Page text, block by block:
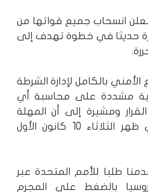
انسحاب جميع قواتها من
حديثا في خطوة تهدف إلى
بالكامل لإدارة الشرطة
مشددة على محاسبة أي
ومشيرة إلى أن المهلة
النهائية للانسحاب تنتهي ظهر الثلاثاء 10 كانون الأول
طلبا للأمم المتحدة عبر
بالضغط على المجرم